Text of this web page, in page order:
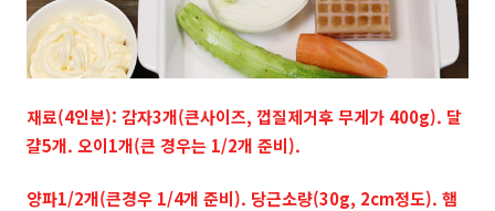
재료(4인분): 감자3개(큰사이즈, 껍질제거후 무게가 400g). 달
걀5개. 오이1개(큰 경우는 1/2개 준비).
양파1/2개(큰경우 1/4개 준비). 당근소량(30g, 2cm정도). 햄